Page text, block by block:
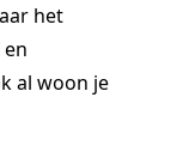
het
en
al woon je